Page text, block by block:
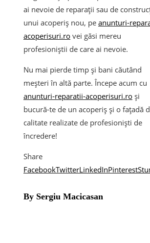
ai nevoie de reparații sau de
unui acoperiș nou, pe anunturi-
acoperisuri.ro vei găsi mereu
profesioniștii de care ai nevoie.
Nu mai pierde timp și bani căutând
meșteri în altă parte. Începe acum cu
anunturi-reparatii-acoperisuri.ro și
bucură-te de un acoperiș și o fațadă
calitate realizate de profesioniști de
încredere!
Share
FacebookTwitterLinkedInPinterest
By Sergiu Macicasan